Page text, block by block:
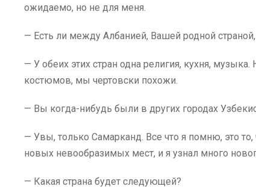
ожидаемо, но не для меня.
— Есть ли между Албанией, Вашей родной
— У обеих этих стран одна религия, кухня,
костюмов, мы чертовски похожи.
— Вы когда-нибудь были в других городах
— Увы, только Самарканд. Все что я помню, это
новых невообразимых мест, и я узнал много
— Какая страна будет следующей?